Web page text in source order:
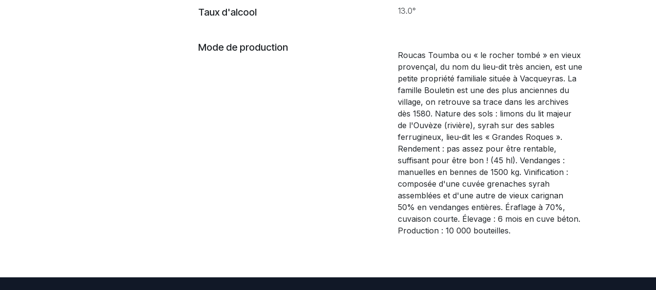
Taux d'alcool 13.0°
Mode de production
Roucas Toumba ou « le rocher tombé » en vieux
provençal, du nom du lieu-dit très ancien, est une
petite propriété familiale située à Vacqueyras. La
famille Bouletin est une des plus anciennes du
village, on retrouve sa trace dans les archives
dès 1580. Nature des sols : limons du lit majeur
de l'Ouvèze (rivière), syrah sur des sables
ferrugineux, lieu-dit les « Grandes Roques ».
Rendement : pas assez pour être rentable,
suffisant pour être bon ! (45 hl). Vendanges :
manuelles en bennes de 1500 kg. Vinification :
composée d'une cuvée grenaches syrah
assemblées et d'une autre de vieux carignan
50% en vendanges entières. Éraflage à 70%,
cuvaison courte. Élevage : 6 mois en cuve béton.
Production : 10 000 bouteilles.